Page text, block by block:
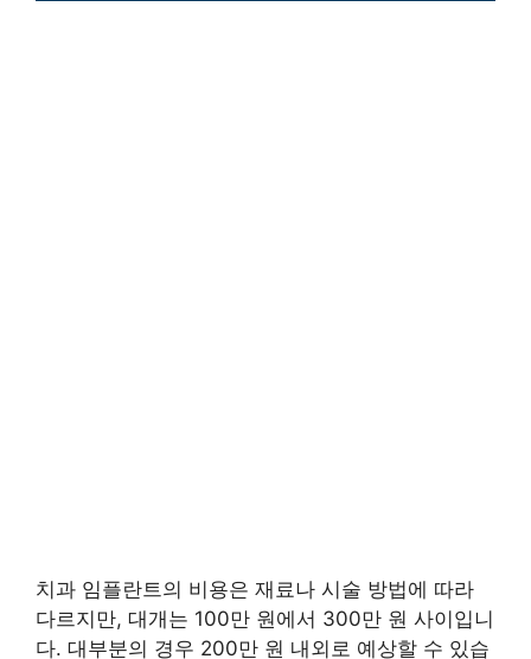
치과 임플란트의 비용은 재료나 시술 방법에 따라
다르지만, 대개는 100만 원에서 300만 원 사이입니
다. 대부분의 경우 200만 원 내외로 예상할 수 있습